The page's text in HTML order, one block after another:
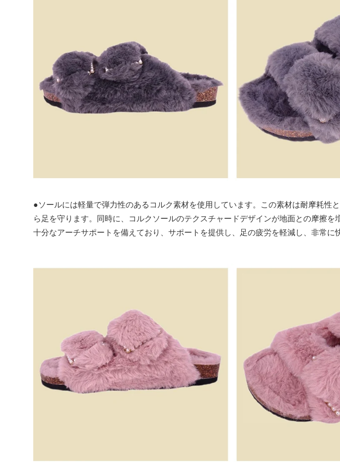
●ソールには軽量で弾力性のあるコルク素材を使用しています。この素材は耐摩耗
ら足を守ります。同時に、コルクソールのテクスチャードデザインが地面との摩擦
十分なアーチサポートを備えており、サポートを提供し、足の疲労を軽減し、非常に